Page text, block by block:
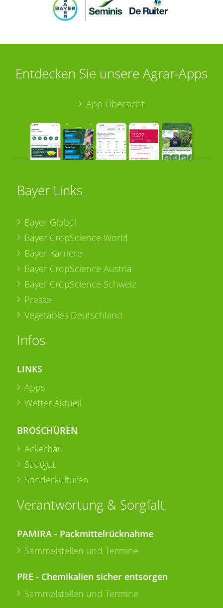
Entdecken Sie unsere Agrar-Apps
App Übersicht
Bayer Links
Bayer Global
Bayer CropScience World
Bayer Karriere
Bayer CropScience Austria
Bayer CropScience Schweiz
Presse
Vegetables Deutschland
Infos
LINKS
Apps
Wetter Aktuell
BROSCHÜREN
Ackerbau
Saatgut
Sonderkulturen
Verantwortung & Sorgfalt
PAMIRA - Packmittelrücknahme
Sammelstellen und Termine
PRE - Chemikalien sicher entsorgen
Sammelstellen und Termine